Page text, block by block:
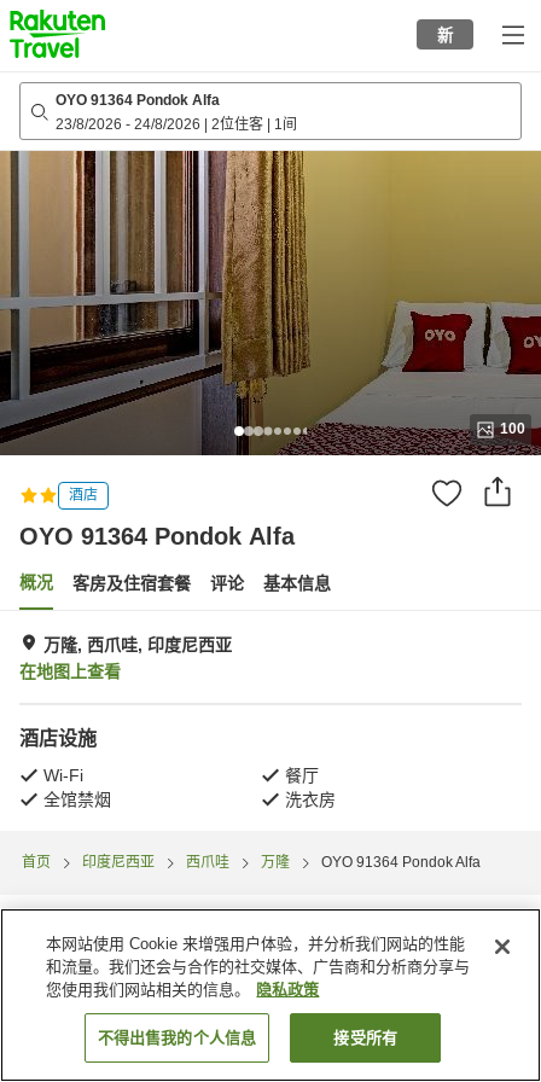
to
top
page
新
OYO 91364 Pondok Alfa
23/8/2026 - 24/8/2026 2位住客 1间
100
酒店
OYO 91364 Pondok Alfa
概况 客房及住宿套餐 评论 基本信息
万隆, 西爪哇, 印度尼西亚
在地图上查看
酒店设施
Wi-Fi
餐厅
全馆禁烟
洗衣房
首页 印度尼西亚 西爪哇 万隆 OYO 91364 Pondok Alfa
搜索客房
本网站使用 Cookie 来增强用户体验，并分析我们网站的性能
和流量。我们还会与合作的社交媒体、广告商和分析商分享与
您使用我们网站相关的信息。
隐私政策
不得出售我的个人信息 接受所有